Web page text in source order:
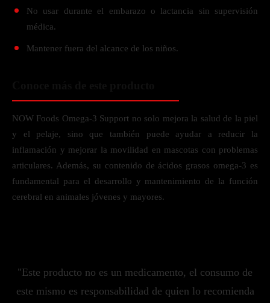
No usar durante el embarazo o lactancia sin supervisión
médica.
Mantener fuera del alcance de los niños.
NOW Foods Omega-3 Support no solo mejora la salud de la piel
y el pelaje, sino que también puede ayudar a reducir la
inflamación y mejorar la movilidad en mascotas con problemas
articulares. Además, su contenido de ácidos grasos omega-3 es
fundamental para el desarrollo y mantenimiento de la función
cerebral en animales jóvenes y mayores.
"Este producto no es un medicamento, el consumo de
este mismo es responsabilidad de quien lo recomienda